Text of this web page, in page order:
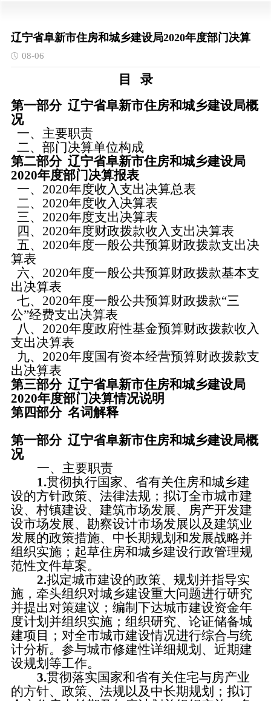
辽宁省阜新市住房和城乡建设局2020年度部门决算
08-06
目
录
第一部分 辽宁省阜新市住房和城乡建设局概
况
一、 主要职责
二、 部门决算单位构成
第二部分 辽宁省阜新市住房和城乡建设局
2020年度部门决算报表
一、 2020年度收入支出决算总表
二、 2020年度收入决算表
三、 2020年度支出决算表
四、 2020年度财政拨款收入支出决算表
五、 2020年度一般公共预算财政拨款支出决
算表
六、 2020年度一般公共预算财政拨款基本支
出决算表
七、 2020年度一般公共预算财政拨款“三
公”经费支出决算表
八、 2020年度政府性基金预算财政拨款收入
支出决算表
九、 2020年度国有资本经营预算财政拨款支
出决算表
第三部分 辽宁省阜新市住房和城乡建设局
2020年度部门决算情况说明
第四部分 名词解释
第一部分 辽宁省阜新市住房和城乡建设局概
况
一、 主要职责
1.贯彻执行国家、省有关住房和城乡建
设的方针政策、法律法规；拟订全市城市建
设、村镇建设、建筑市场发展、房产开发建
设市场发展、勘察设计市场发展以及建筑业
发展的政策措施、中长期规划和发展战略并
组织实施；起草住房和城乡建设行政管理规
范性文件草案。
2.拟定城市建设的政策、规划并指导实
施，牵头组织对城乡建设重大问题进行研究
并提出对策建议；编制下达城市建设资金年
度计划并组织实施；组织研究、论证储备城
建项目；对全市城市建设情况进行综合与统
计分析。参与城市修建性详细规划、近期建
设规划等工作。
3.贯彻落实国家和省有关住宅与房产业
的方针、政策、法规以及中长期规划；拟订